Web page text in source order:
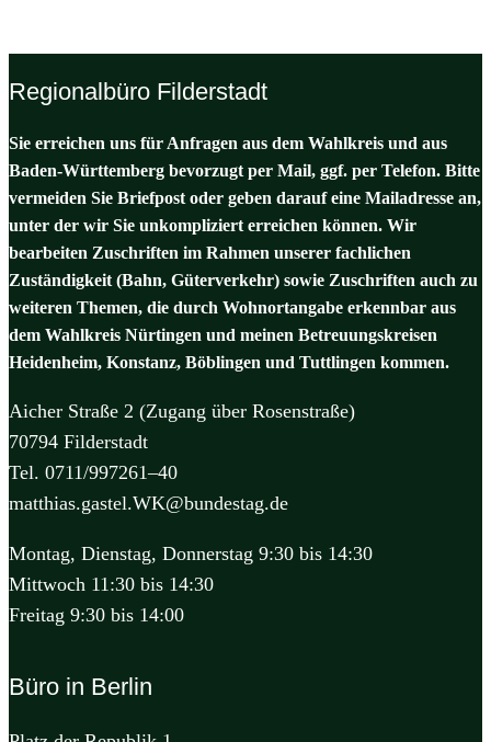
Regionalbüro Filderstadt
Sie erreichen uns für Anfragen aus dem Wahlkreis und aus
Baden-Württemberg bevorzugt per Mail, ggf. per Telefon. Bitte
vermeiden Sie Briefpost oder geben darauf eine Mailadresse an,
unter der wir Sie unkompliziert erreichen können. Wir
bearbeiten Zuschriften im Rahmen unserer fachlichen
Zuständigkeit (Bahn, Güterverkehr) sowie Zuschriften auch zu
weiteren Themen, die durch Wohnortangabe erkennbar aus
dem Wahlkreis Nürtingen und meinen Betreuungskreisen
Heidenheim, Konstanz, Böblingen und Tuttlingen kommen.
Aicher Straße 2 (Zugang über Rosenstraße)
70794 Filderstadt
Tel. 0711/997261–40
matthias.gastel.WK@bundestag.de
Montag, Dienstag, Donnerstag 9:30 bis 14:30
Mittwoch 11:30 bis 14:30
Freitag 9:30 bis 14:00
Büro in Berlin